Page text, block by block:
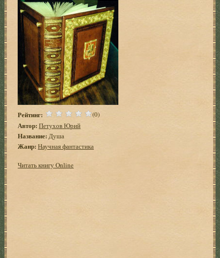
Рейтинг: (0)
Автор: Петухов Юрий
Название: Душа
Жанр: Научная фантастика
Читать книгу Online